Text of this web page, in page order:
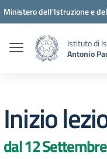
Vai ai contenuti
Vai al menu di navigazione
Vai al footer
Ministero dell'Istruzione e del
Istituto di
Antonio
Inizio
dal 12